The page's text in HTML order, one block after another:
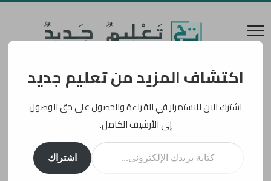
اكتشاف المزيد من تعليم جديد
اشترك الآن للاستمرار في القراءة والحصول على حق الوصول
إلى الأرشيف الكامل.
كتابة بريدك الإلكتروني...
اشتراك